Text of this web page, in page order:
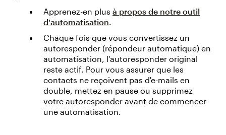
Apprenez-en plus à propos de notre outil
d'automatisation.
Chaque fois que vous convertissez un
autoresponder (répondeur automatique) en
automatisation, l'autoresponder original
reste actif. Pour vous assurer que les
contacts ne reçoivent pas d'e-mails en
double, mettez en pause ou supprimez
votre autoresponder avant de commencer
une automatisation.